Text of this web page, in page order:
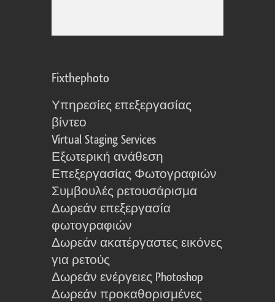
Fixthephoto
Υπηρεσίες επεξεργασίας
βίντεο
Virtual Staging Services
Εξωτερική ανάθεση
Επεξεργασίας Φωτογραφιών
Συμβουλές ρετουσάρισμα
Δωρεάν επεξεργασία
φωτογραφιών
Δωρεάν ακατέργαστες εικόνες
για ρετούς
Δωρεάν ενέργειες Photoshop
Δωρεάν προκαθορισμένες